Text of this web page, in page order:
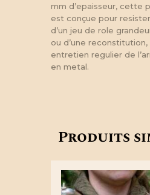
mm d’epaisseur, cette
est conçue pour
d’un jeu de role
ou d’une reconstitution,
entretien regulier de
en metal.
Produits